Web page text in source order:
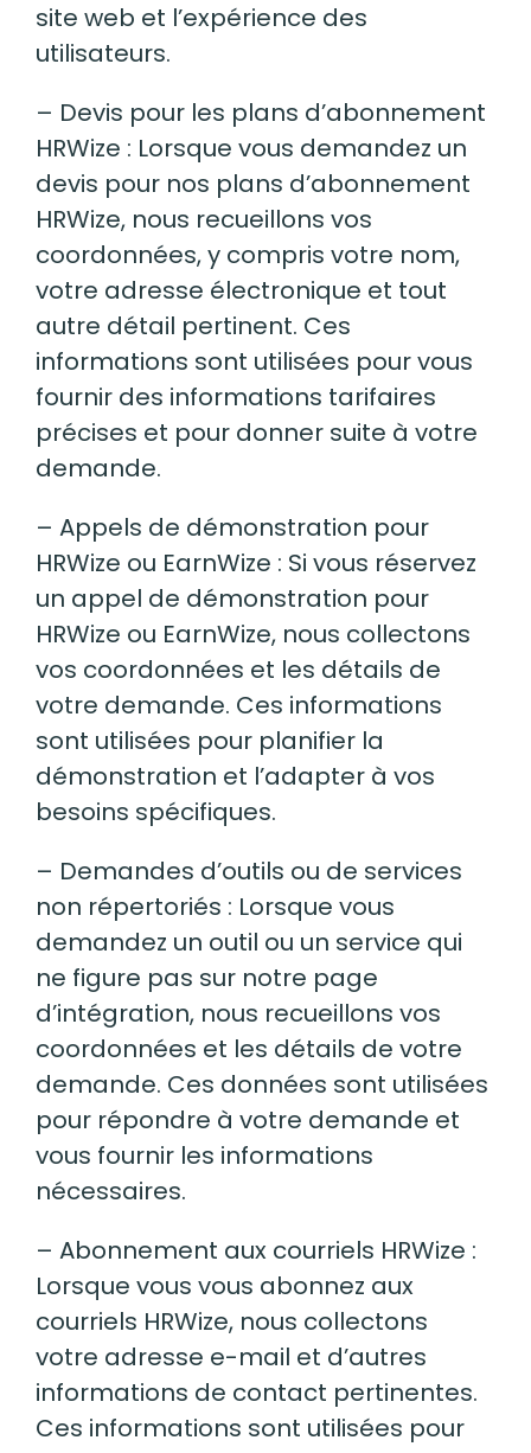
site web et l’expérience des
utilisateurs.
– Devis pour les plans d’abonnement
HRWize : Lorsque vous demandez un
devis pour nos plans d’abonnement
HRWize, nous recueillons vos
coordonnées, y compris votre nom,
votre adresse électronique et tout
autre détail pertinent. Ces
informations sont utilisées pour vous
fournir des informations tarifaires
précises et pour donner suite à votre
demande.
– Appels de démonstration pour
HRWize ou EarnWize : Si vous réservez
un appel de démonstration pour
HRWize ou EarnWize, nous collectons
vos coordonnées et les détails de
votre demande. Ces informations
sont utilisées pour planifier la
démonstration et l’adapter à vos
besoins spécifiques.
– Demandes d’outils ou de services
non répertoriés : Lorsque vous
demandez un outil ou un service qui
ne figure pas sur notre page
d’intégration, nous recueillons vos
coordonnées et les détails de votre
demande. Ces données sont utilisées
pour répondre à votre demande et
vous fournir les informations
nécessaires.
– Abonnement aux courriels HRWize :
Lorsque vous vous abonnez aux
courriels HRWize, nous collectons
votre adresse e-mail et d’autres
informations de contact pertinentes.
Ces informations sont utilisées pour